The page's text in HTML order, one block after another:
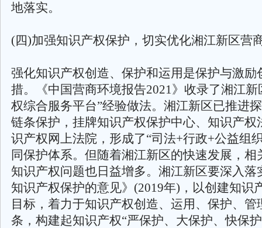
地落实。
(四)加强知识产权保护，切实优化湘江新区营
强化知识产权创造、保护和运用是保护与激励
措。《中国营商环境报告2021》收录了湘江新
权综合服务平台”经验做法。湘江新区已推进
链条保护，挂牌知识产权保护中心、知识产权
识产权网上法院，形成了“司法+行政+公益组
同保护体系。但随着湘江新区的快速发展，相
知识产权问题也日益增多。湘江新区要深入落
知识产权保护的意见》(2019年)，以创建知识
目标，着力于知识产权创造、运用、保护、管
条，构建起知识产权“严保护、大保护、快保